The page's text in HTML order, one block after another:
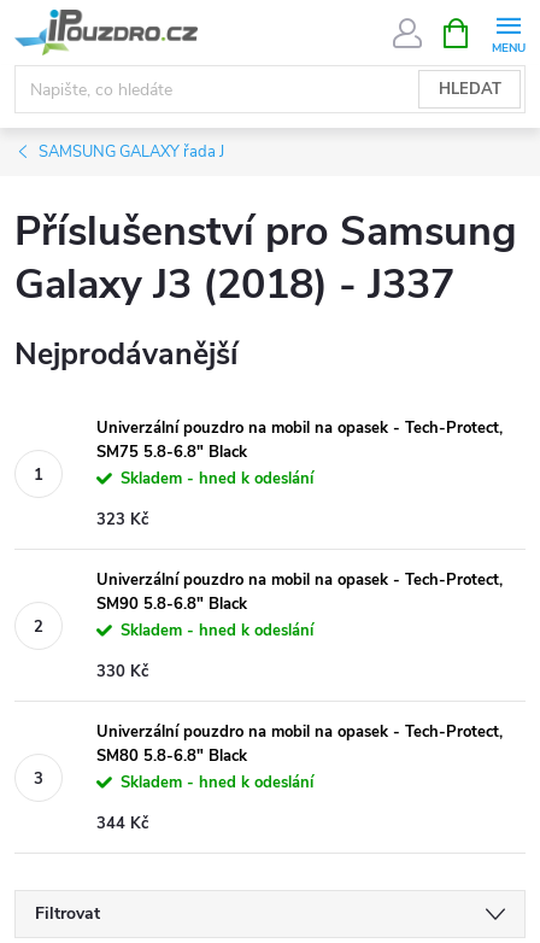
na
obsah
HLEDAT
NÁKUPNÍ
KOŠÍK
SAMSUNG GALAXY řada J
Příslušenství pro Samsung
Galaxy J3 (2018) - J337
Nejprodávanější
Univerzální pouzdro na mobil na opasek - Tech-Protect,
SM75 5.8-6.8" Black
Skladem - hned k odeslání
323 Kč
Univerzální pouzdro na mobil na opasek - Tech-Protect,
SM90 5.8-6.8" Black
Skladem - hned k odeslání
330 Kč
Univerzální pouzdro na mobil na opasek - Tech-Protect,
SM80 5.8-6.8" Black
Skladem - hned k odeslání
344 Kč
Filtrovat